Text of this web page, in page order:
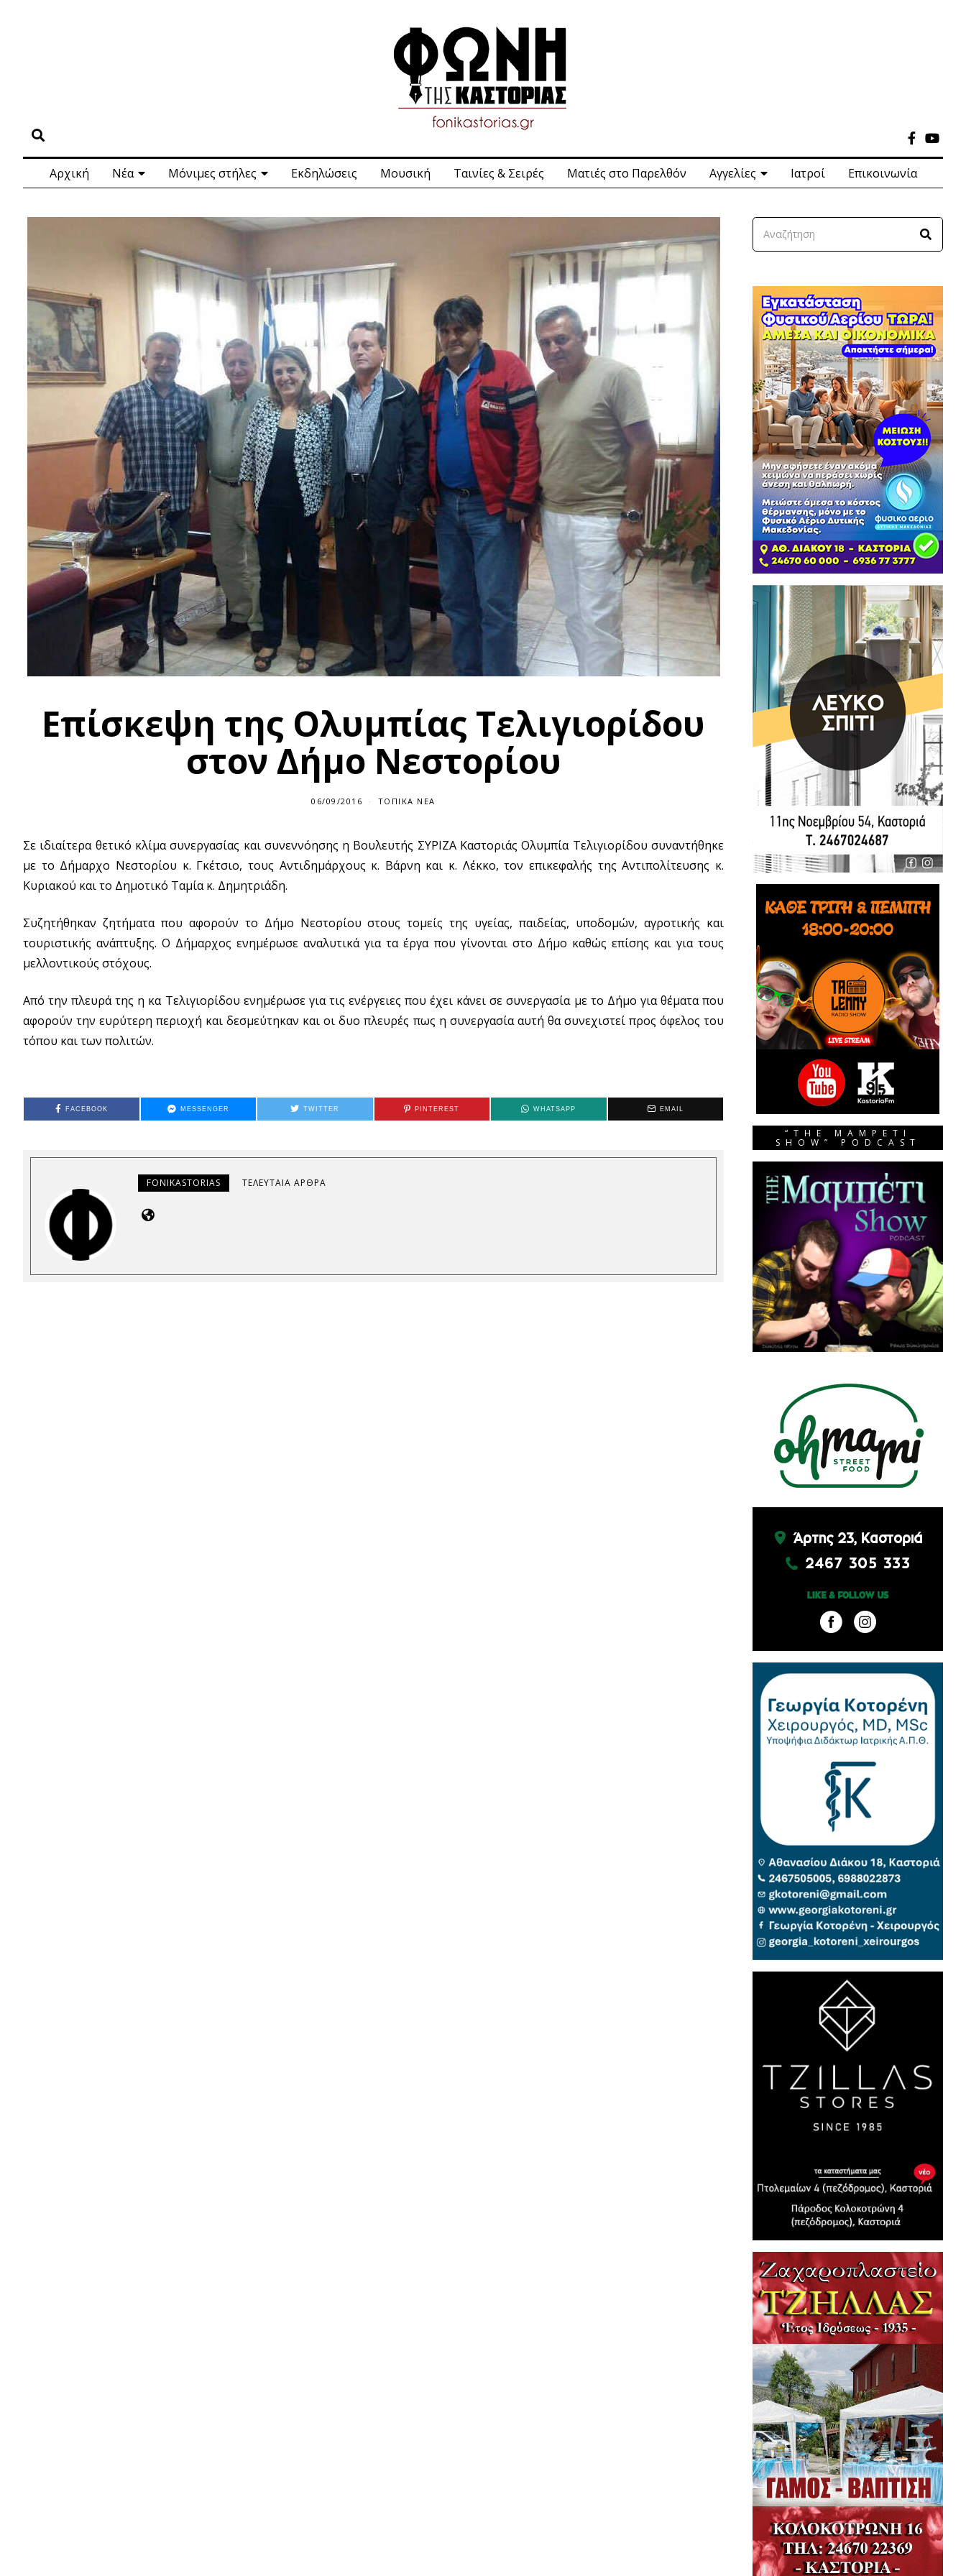
Αρχική Νέα Μόνιμες στήλες Εκδηλώσεις Μουσική Ταινίες & Σειρές Ματιές στο Παρελθόν Αγγελίες Ιατροί Επικοινωνία
Επίσκεψη της Ολυμπίας Τελιγιορίδου
στον Δήμο Νεστορίου
06/09/2016 ΤΟΠΙΚΆ ΝΈΑ
Σε ιδιαίτερα θετικό κλίμα συνεργασίας και συνεννόησης η Βουλευτής ΣΥΡΙΖΑ Καστοριάς Ολυμπία Τελιγιορίδου συναντήθηκε
με το Δήμαρχο Νεστορίου κ. Γκέτσιο, τους Αντιδημάρχους κ. Βάρνη και κ. Λέκκο, τον επικεφαλής της Αντιπολίτευσης κ.
Κυριακού και το Δημοτικό Ταμία κ. Δημητριάδη.
Συζητήθηκαν ζητήματα που αφορούν το Δήμο Νεστορίου στους τομείς της υγείας, παιδείας, υποδομών, αγροτικής και
τουριστικής ανάπτυξης. Ο Δήμαρχος ενημέρωσε αναλυτικά για τα έργα που γίνονται στο Δήμο καθώς επίσης και για τους
μελλοντικούς στόχους.
Από την πλευρά της η κα Τελιγιορίδου ενημέρωσε για τις ενέργειες που έχει κάνει σε συνεργασία με το Δήμο για θέματα που
αφορούν την ευρύτερη περιοχή και δεσμεύτηκαν και οι δυο πλευρές πως η συνεργασία αυτή θα συνεχιστεί προς όφελος του
τόπου και των πολιτών.
FACEBOOK MESSENGER TWITTER PINTEREST WHATSAPP EMAIL
FONIKASTORIAS ΤΕΛΕΥΤΑΊΑ ΆΡΘΡΑ
“THE MAMPETI
SHOW” PODCAST